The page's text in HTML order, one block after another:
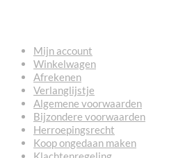
Mijn account
Winkelwagen
Afrekenen
Verlanglijstje
Algemene voorwaarden
Bijzondere voorwaarden
Herroepingsrecht
Koop ongedaan maken